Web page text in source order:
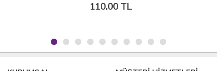
110.00 TL